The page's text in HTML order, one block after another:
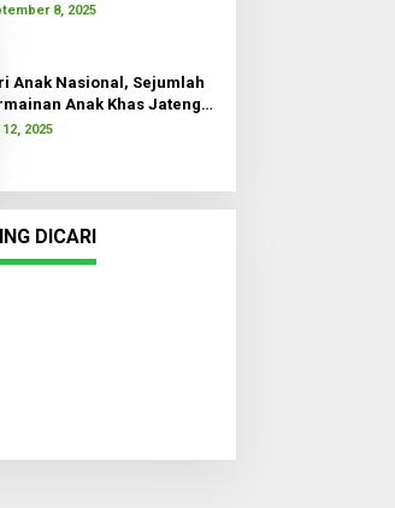
8, 2025
Anak Nasional, Sejumlah
Anak Khas Jateng
2025
DICARI